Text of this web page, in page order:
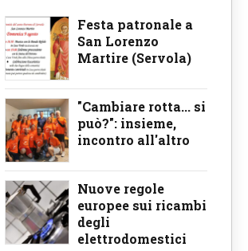
Festa patronale a
San Lorenzo
Martire (Servola)
"Cambiare rotta... si
può?": insieme,
incontro all'altro
Nuove regole
europee sui ricambi
degli
elettrodomestici